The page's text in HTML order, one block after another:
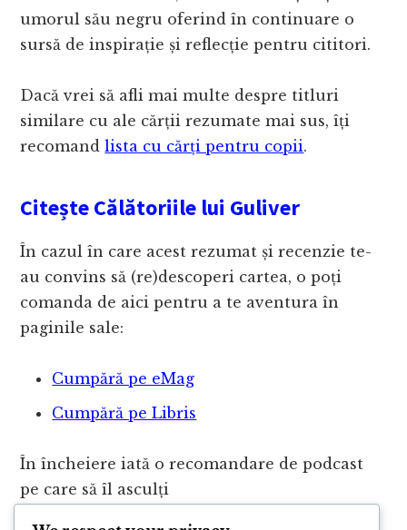
umorul său negru oferind în continuare o
sursă de inspirație și reflecție pentru cititori.
Dacă vrei să afli mai multe despre titluri
similare cu ale cărții rezumate mai sus, îți
recomandlista cu cărți pentru copii.
Citește Călătoriile lui Guliver
În cazul în care acest rezumat și recenzie te-
au convins să (re)descoperi cartea, o poți
comanda de aici pentru a te aventura în
paginile sale:
Cumpără pe eMag
Cumpără pe Libris
În încheiere iată o recomandare de podcast
pe care să îl asculți